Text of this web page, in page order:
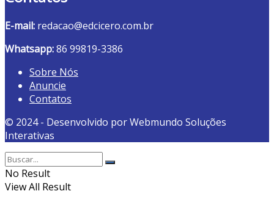
E-mail: redacao@edcicero.com.br
Whatsapp:86 99819-3386
Sobre Nós
Anuncie
Contatos
© 2024 - Desenvolvido por Webmundo Soluções
Interativas
No Result
View All Result